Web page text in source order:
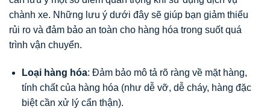
chành xe. Những lưu ý dưới đây sẽ giúp bạn giảm thiểu
rủi ro và đảm bảo an toàn cho hàng hóa trong suốt quá
trình vận chuyển.
Loại hàng hóa: Đảm bảo mô tả rõ ràng về mặt hàng,
tính chất của hàng hóa (như dễ vỡ, dễ cháy, hàng đặc
biệt cần xử lý cẩn thận).